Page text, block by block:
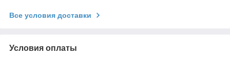
Все условия доставки
Условия оплаты